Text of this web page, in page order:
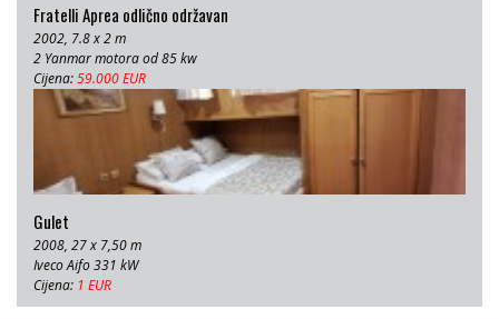
Fratelli Aprea odlično održavan
2002, 7.8 x 2 m
2 Yanmar motora od 85 kw
Cijena:59.000 EUR
Gulet
2008, 27 x 7,50 m
Iveco Aifo 331 kW
Cijena: 1 EUR